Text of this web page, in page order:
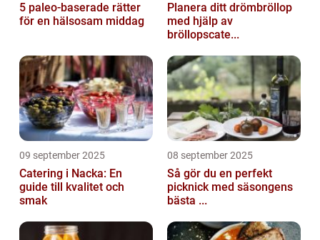
5 paleo-baserade rätter
för en hälsosam middag
Planera ditt drömbröllop
med hjälp av
bröllopscate...
09 september 2025
Catering i Nacka: En
guide till kvalitet och
smak
08 september 2025
Så gör du en perfekt
picknick med säsongens
bästa ...